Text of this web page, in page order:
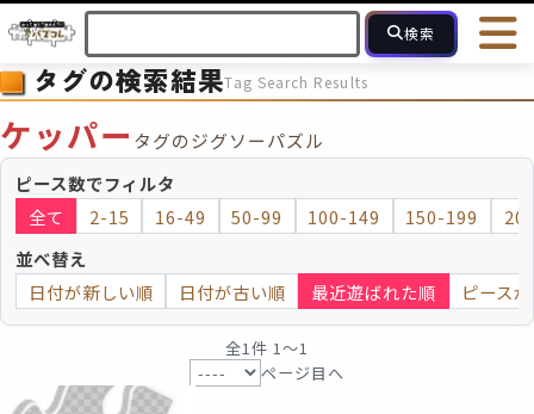
検索
HOME 会員登録
ヘルプ
最近投稿され
ピース数 2～15 16～49 50～99 100
モザイク モザイクのみ
タグの検索結果Tag Search Results
ケッパー タグのジグソーパズル
ピース数でフィルタ
全て
2-15 16-49 50-99 100-149 150-199
並べ替え
日付が新しい順
日付が古い順 最近遊ばれた順 ピース
全1件 1〜1
ページ目へ